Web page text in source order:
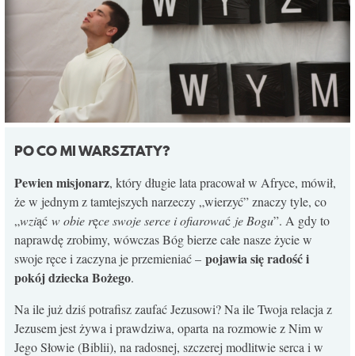
PO CO MI WARSZTATY?
Pewien misjonarz, który długie lata pracował w Afryce, mówił,
że w jednym z tamtejszych narzeczy „wierzyć” znaczy tyle, co
„wziąć w obie ręce swoje serce i ofiarować je Bogu”. A gdy to
naprawdę zrobimy, wówczas Bóg bierze całe nasze życie w
swoje ręce i zaczyna je przemieniać – pojawia się radość i
pokój dziecka Bożego.
Na ile już dziś potrafisz zaufać Jezusowi? Na ile Twoja relacja z
Jezusem jest żywa i prawdziwa, oparta na rozmowie z Nim w
Jego Słowie (Biblii), na radosnej, szczerej modlitwie serca i w